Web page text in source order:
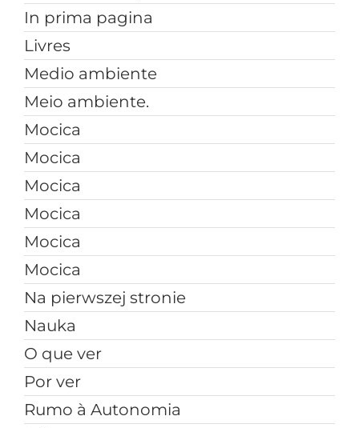
In prima pagina
Livres
Medio ambiente
Meio ambiente.
Mocica
Mocica
Mocica
Mocica
Mocica
Mocica
Na pierwszej stronie
Nauka
O que ver
Por ver
Rumo à Autonomia